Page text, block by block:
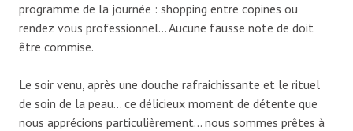
programme de la journée : shopping entre copines ou
rendez vous professionnel… Aucune fausse note de doit
être commise.
Le soir venu, après une douche rafraichissante et le rituel
de soin de la peau… ce délicieux moment de détente que
nous apprécions particulièrement… nous sommes prêtes à